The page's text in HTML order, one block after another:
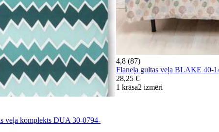
veļa komplekts DUA 30-0794-
4,8 (87)
Flaneļa gultas veļa BLAKE 40-
28,25 €
1 krāsa2 izmēri